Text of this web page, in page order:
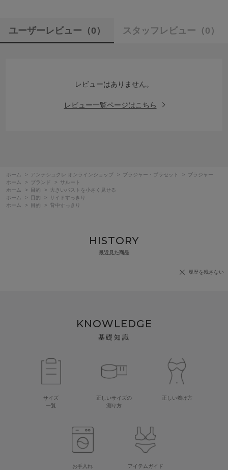
ユーザーレビュー （0） スタッフレビュー （0）
レビューはありません。
レビュー一覧ページはこちら
ホーム > アンテシュクレ オンラインショップ > ブラジャー・ブラセット >
ブラジャー
ホーム
> ブランド >
サルート
ホーム
> 目的 >
大きいバストを小さく見せる
ホーム
> 目的 >
サイドすっきり
ホーム
> 目的 > 背中すっきり
HISTORY
最近見た商品
履歴を残さない
KNOWLEDGE
基礎知識
サイズ
一覧
正しいサイズの
測り方
正しい着け方
お手入れ
アイテムガイド